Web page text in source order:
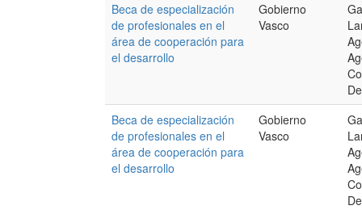
Beca de especialización
de profesionales en el
área de cooperación para
el desarrollo
Gobierno
Vasco
Beca de especialización
de profesionales en el
área de cooperación para
el desarrollo
Gobierno
Vasco